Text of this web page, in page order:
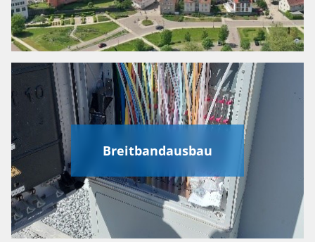
Breitbandausbau